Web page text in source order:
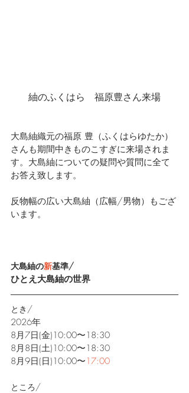
紬のふくはら　福原豊さん来場
大島紬織元の福原 豊（ふくはらゆたか）
さんも期間中きものこすぎに来場されま
す。大島紬についての疑問や質問に全て
お答え致します。
反物幅の広い大島紬（広幅/男物）もござ
います。
大島紬の新基準/
ひとえ大島紬の世界
とき/
2026年
8月7日(金)10:00〜18:30
8月8日(土)10:00〜18:30
8月9日(日)10:00〜 17:00
ところ/